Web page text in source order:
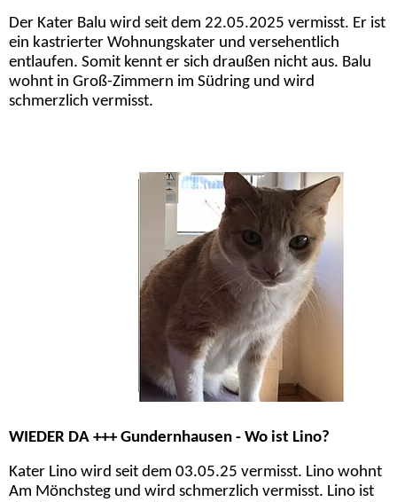
Der Kater Balu wird seit dem 22.05.2025 vermisst. Er ist
ein kastrierter Wohnungskater und versehentlich
entlaufen. Somit kennt er sich draußen nicht aus. Balu
wohnt in Groß-Zimmern im Südring und wird
schmerzlich vermisst.
WIEDER DA +++ Gundernhausen - Wo ist Lino?
Kater Lino wird seit dem 03.05.25 vermisst. Lino wohnt
Am Mönchsteg und wird schmerzlich vermisst. Lino ist